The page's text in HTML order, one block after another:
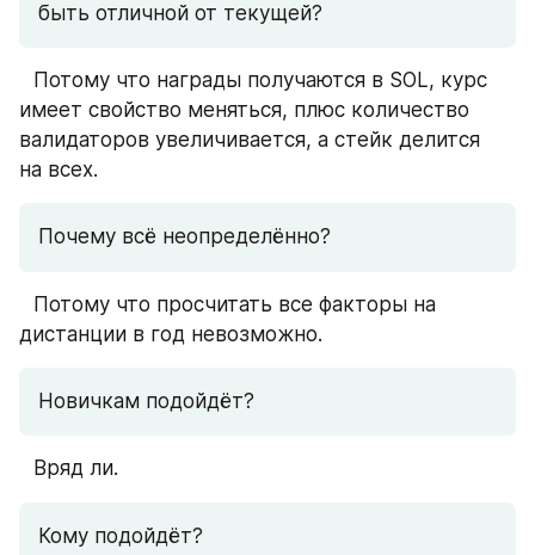
быть отличной от текущей?
⠀Потому что награды получаются в SOL, курс
имеет свойство меняться, плюс количество
валидаторов увеличивается, а стейк делится
на всех.
Почему всё неопределённо?
⠀Потому что просчитать все факторы на
дистанции в год невозможно.
Новичкам подойдёт?
⠀Вряд ли.
Кому подойдёт?